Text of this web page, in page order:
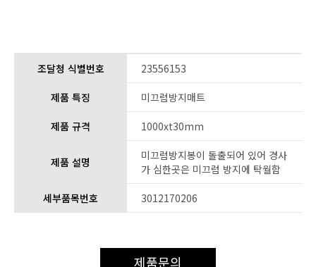
조달청 식별번호 23556153
제품 특징 미끄럼방지매트
제품 규격 1000xt30mm
제품 설명
미끄럼방지봉이 돌출되어 있어 경사
가 심한곳은 미끄럼 방지에 탁월함
세부품목번호 3012170206
제품문의